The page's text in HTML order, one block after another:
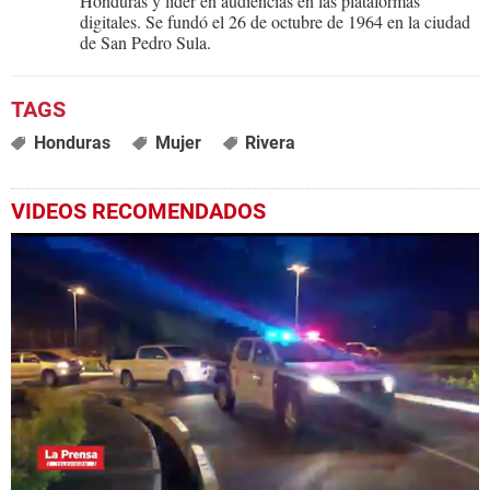
digitales. Se fundó el 26 de octubre de 1964 en la ciudad
de San Pedro Sula.
Honduras Mujer Rivera
VIDEOS RECOMENDADOS